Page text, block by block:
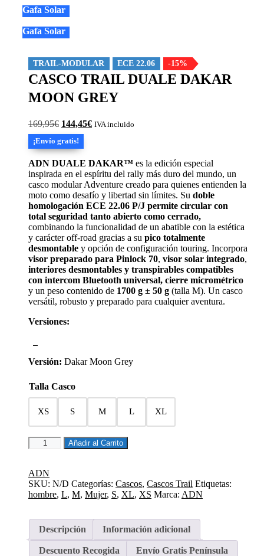
Gafa Solar
Gafa Solar
TRAIL-MODULAR ECE 22.06 -15%
CASCO TRAIL DUALE DAKAR
MOON GREY
169,95€ El
precio
original
era:
169,95€.
144,45€El
144,45€.
IVA incluido
¡Envío gratis!
ADN DUALE DAKAR™ es la edición especial
inspirada en el espíritu del rally más duro del mundo, un
casco modular Adventure creado para quienes entienden la
moto como desafío y libertad sin límites. Su doble
homologación ECE 22.06 P/J permite circular con
total seguridad tanto abierto como cerrado,
combinando la funcionalidad de un abatible con la estética
y carácter off-road gracias a su pico totalmente
desmontable y opción de configuración touring. Incorpora
visor preparado para Pinlock 70, visor solar integrado,
interiores desmontables y transpirables compatibles
con intercom Bluetooth universal, cierre micrométrico
y un peso contenido de 1700 g ± 50 g (talla M). Un casco
versátil, robusto y preparado para cualquier aventura.
Versiones:
Versión: Dakar Moon Grey
Talla Casco
XS S M L XL
CASCO
TRAIL
DAKAR
MOON
GREY
Añadir al Carrito
ADN
SKU: N/D Categorías: Cascos, Cascos Trail Etiquetas:
hombre, L, M, Mujer, S, XL, XS Marca: ADN
Descripción Información adicional
Descuento Recogida Envío Gratis Península